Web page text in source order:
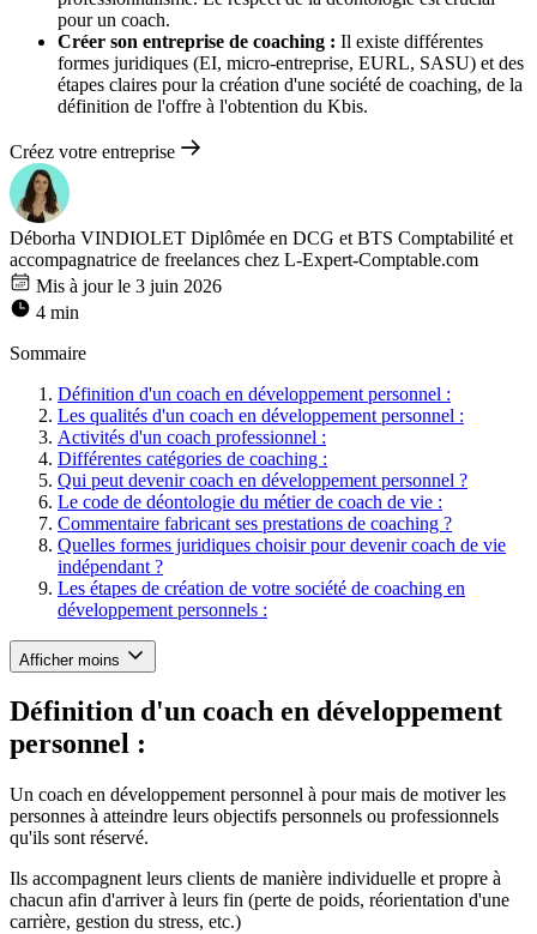
pour un coach.
Créer son entreprise de coaching : Il existe différentes
formes juridiques (EI, micro-entreprise, EURL, SASU) et des
étapes claires pour la création d'une société de coaching, de la
définition de l'offre à l'obtention du Kbis.
Créez votre entreprise
Déborha VINDIOLET Diplômée en DCG et BTS Comptabilité et
accompagnatrice de freelances chez L-Expert-Comptable.com
Mis à jour le 3 juin 2026
4 min
Sommaire
Définition d'un coach en développement personnel :
Les qualités d'un coach en développement personnel :
Activités d'un coach professionnel :
Différentes catégories de coaching :
Qui peut devenir coach en développement personnel ?
Le code de déontologie du métier de coach de vie :
Commentaire fabricant ses prestations de coaching ?
Quelles formes juridiques choisir pour devenir coach de vie
indépendant ?
Les étapes de création de votre société de coaching en
développement personnels :
Afficher moins
Définition d'un coach en développement
personnel :
Un coach en développement personnel à pour mais de motiver les
personnes à atteindre leurs objectifs personnels ou professionnels
qu'ils sont réservé.
Ils accompagnent leurs clients de manière individuelle et propre à
chacun afin d'arriver à leurs fin (perte de poids, réorientation d'une
carrière, gestion du stress, etc.)